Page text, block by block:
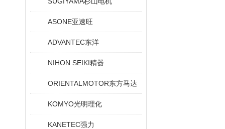
ASONE亚速旺
ADVANTEC东洋
NIHON SEIKI精器
ORIENTALMOTOR东方马达
KOMYO光明理化
KANETEC强力